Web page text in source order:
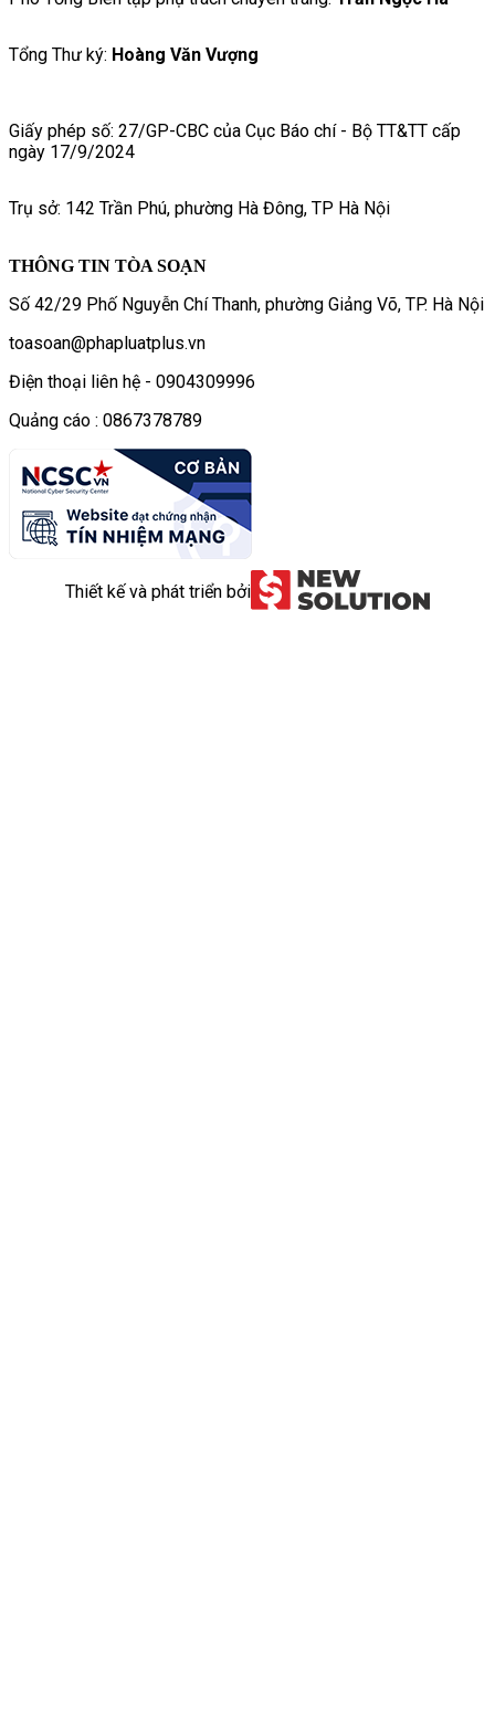
Tổng Thư ký: Hoàng Văn Vượng
Giấy phép số: 27/GP-CBC của Cục Báo chí - Bộ TT&TT cấp
ngày 17/9/2024
Trụ sở: 142 Trần Phú, phường Hà Đông, TP Hà Nội
THÔNG TIN TÒA SOẠN
Số 42/29 Phố Nguyễn Chí Thanh, phường Giảng Võ, TP. Hà Nội
toasoan@phapluatplus.vn
Điện thoại liên hệ - 0904309996
Quảng cáo : 0867378789
Thiết kế và phát triển bởi